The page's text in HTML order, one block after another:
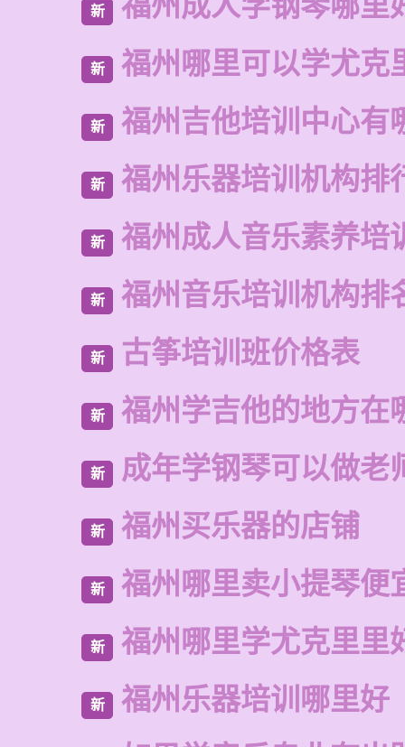
新
新 福州哪里可以学尤克
新 福州吉他培训中心有
新 福州乐器培训机构排
新 福州成人音乐素养培
新 福州音乐培训机构排
新 古筝培训班价格表
新 福州学吉他的地方在
新 成年学钢琴可以做老
新 福州买乐器的店铺
新 福州哪里卖小提琴便
新 福州哪里学尤克里里
新
福州乐器培训哪里好